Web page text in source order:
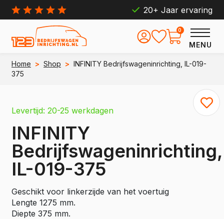
20+ Jaar ervaring
MENU
0
Home > Shop > INFINITY Bedrijfswageninrichting, IL-019-
375
Levertijd: 20-25 werkdagen
INFINITY
Bedrijfswageninrichting,
IL-019-375
Geschikt voor linkerzijde van het voertuig
Lengte 1275 mm.
Diepte 375 mm.